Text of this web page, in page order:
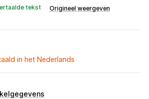
tekst Origineel weergeven
in het Nederlands